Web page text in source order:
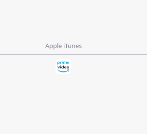
Apple iTunes